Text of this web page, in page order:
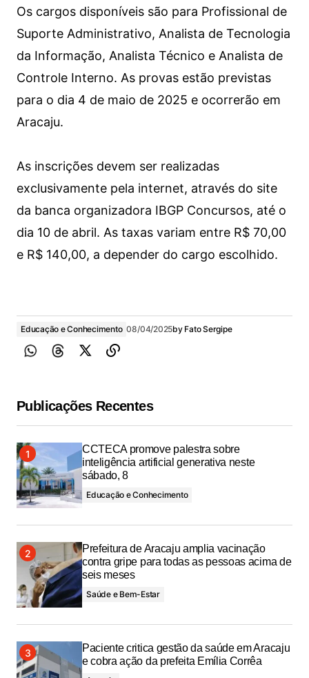
Os cargos disponíveis são para Profissional de
Suporte Administrativo, Analista de Tecnologia
da Informação, Analista Técnico e Analista de
Controle Interno. As provas estão previstas
para o dia 4 de maio de 2025 e ocorrerão em
Aracaju.
As inscrições devem ser realizadas
exclusivamente pela internet, através do site
da banca organizadora IBGP Concursos, até o
dia 10 de abril. As taxas variam entre R$ 70,00
e R$ 140,00, a depender do cargo escolhido.
Educação e Conhecimento 08/04/2025by Fato Sergipe
Publicações Recentes
CCTECA promove palestra sobre
inteligência artificial generativa neste
sábado, 8
Educação e Conhecimento
Prefeitura de Aracaju amplia vacinação
contra gripe para todas as pessoas acima de
seis meses
Saúde e Bem-Estar
Paciente critica gestão da saúde em Aracaju
e cobra ação da prefeita Emília Corrêa